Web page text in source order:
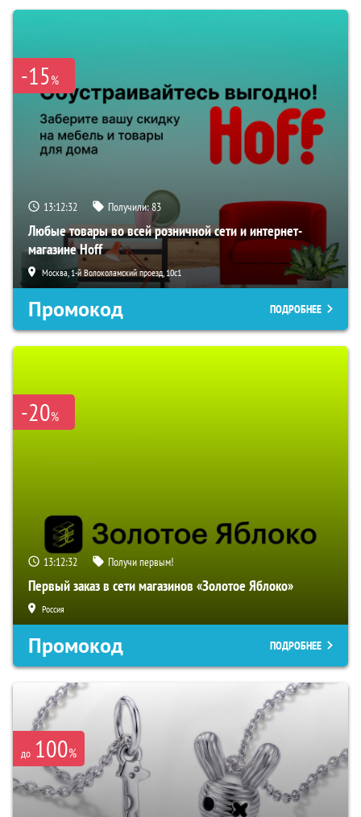
-15%
13:12:32 Получили:83
Любые товары во всей розничной сети и интернет-
магазине Hoff
Москва, 1-й Волоколамский проезд, 10с1
Промокод ПОДРОБНЕЕ
-20%
13:12:32 Получи первым!
Первый заказ в сети магазинов «Золотое Яблоко»
Россия
Промокод ПОДРОБНЕЕ
до 100%